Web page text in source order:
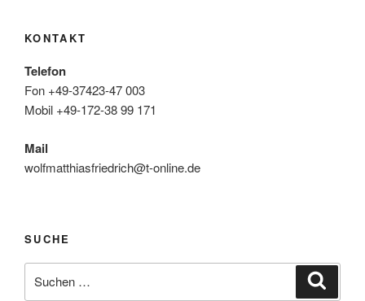
KONTAKT
Telefon
Fon +49-37423-47 003
Mobil +49-172-38 99 171
Mail
wolfmatthiasfriedrich@t-online.de
SUCHE
nach: